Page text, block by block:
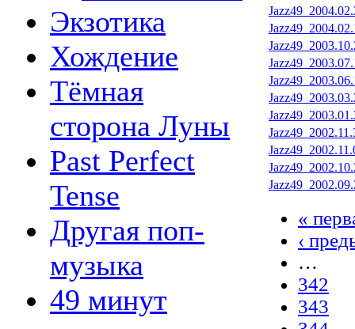
Экзотика
Хождение
Тёмная
сторона Луны
Past Perfect
Tense
Другая поп-
музыка
49 минут
«
‹
…
342
343